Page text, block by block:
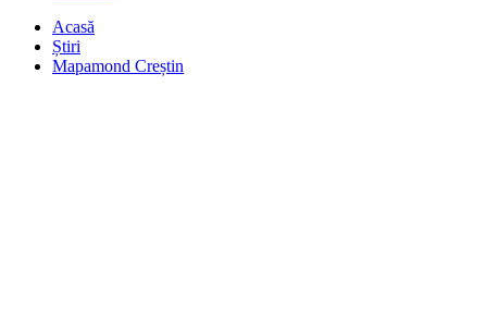
Acasă
Știri
Mapamond Creștin